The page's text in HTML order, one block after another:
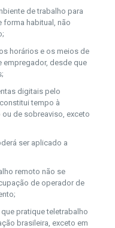
de trabalho para
forma habitual, não
horários e os meios de
empregador, desde que
digitais pelo
tempo à
de sobreaviso, exceto
ser aplicado a
remoto não se
de operador de
pratique teletrabalho
brasileira, exceto em